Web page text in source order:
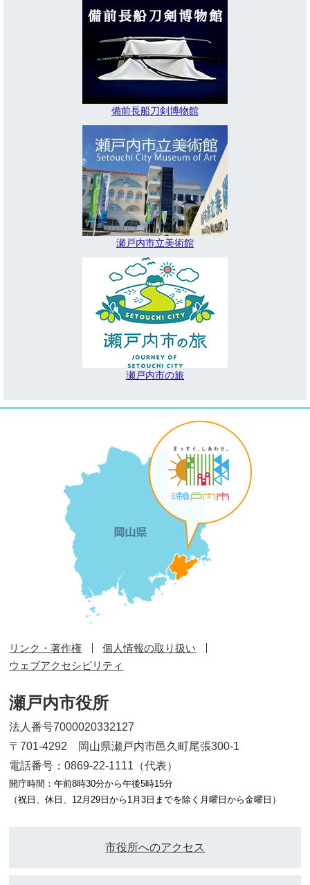
備前長船刀剣博物館
瀬戸内市立美術館
瀬戸内市の旅
リンク・著作権
個人情報の取り扱い
ウェブアクセシビリティ
瀬戸内市役所
法人番号7000020332127
〒701-4292 岡山県瀬戸内市邑久町尾張300-1
電話番号：0869-22-1111（代表）
開庁時間：午前8時30分から午後5時15分
（祝日、休日、12月29日から1月3日までを除く月曜日から金曜日）
市役所へのアクセス